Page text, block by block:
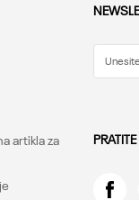
artikla za